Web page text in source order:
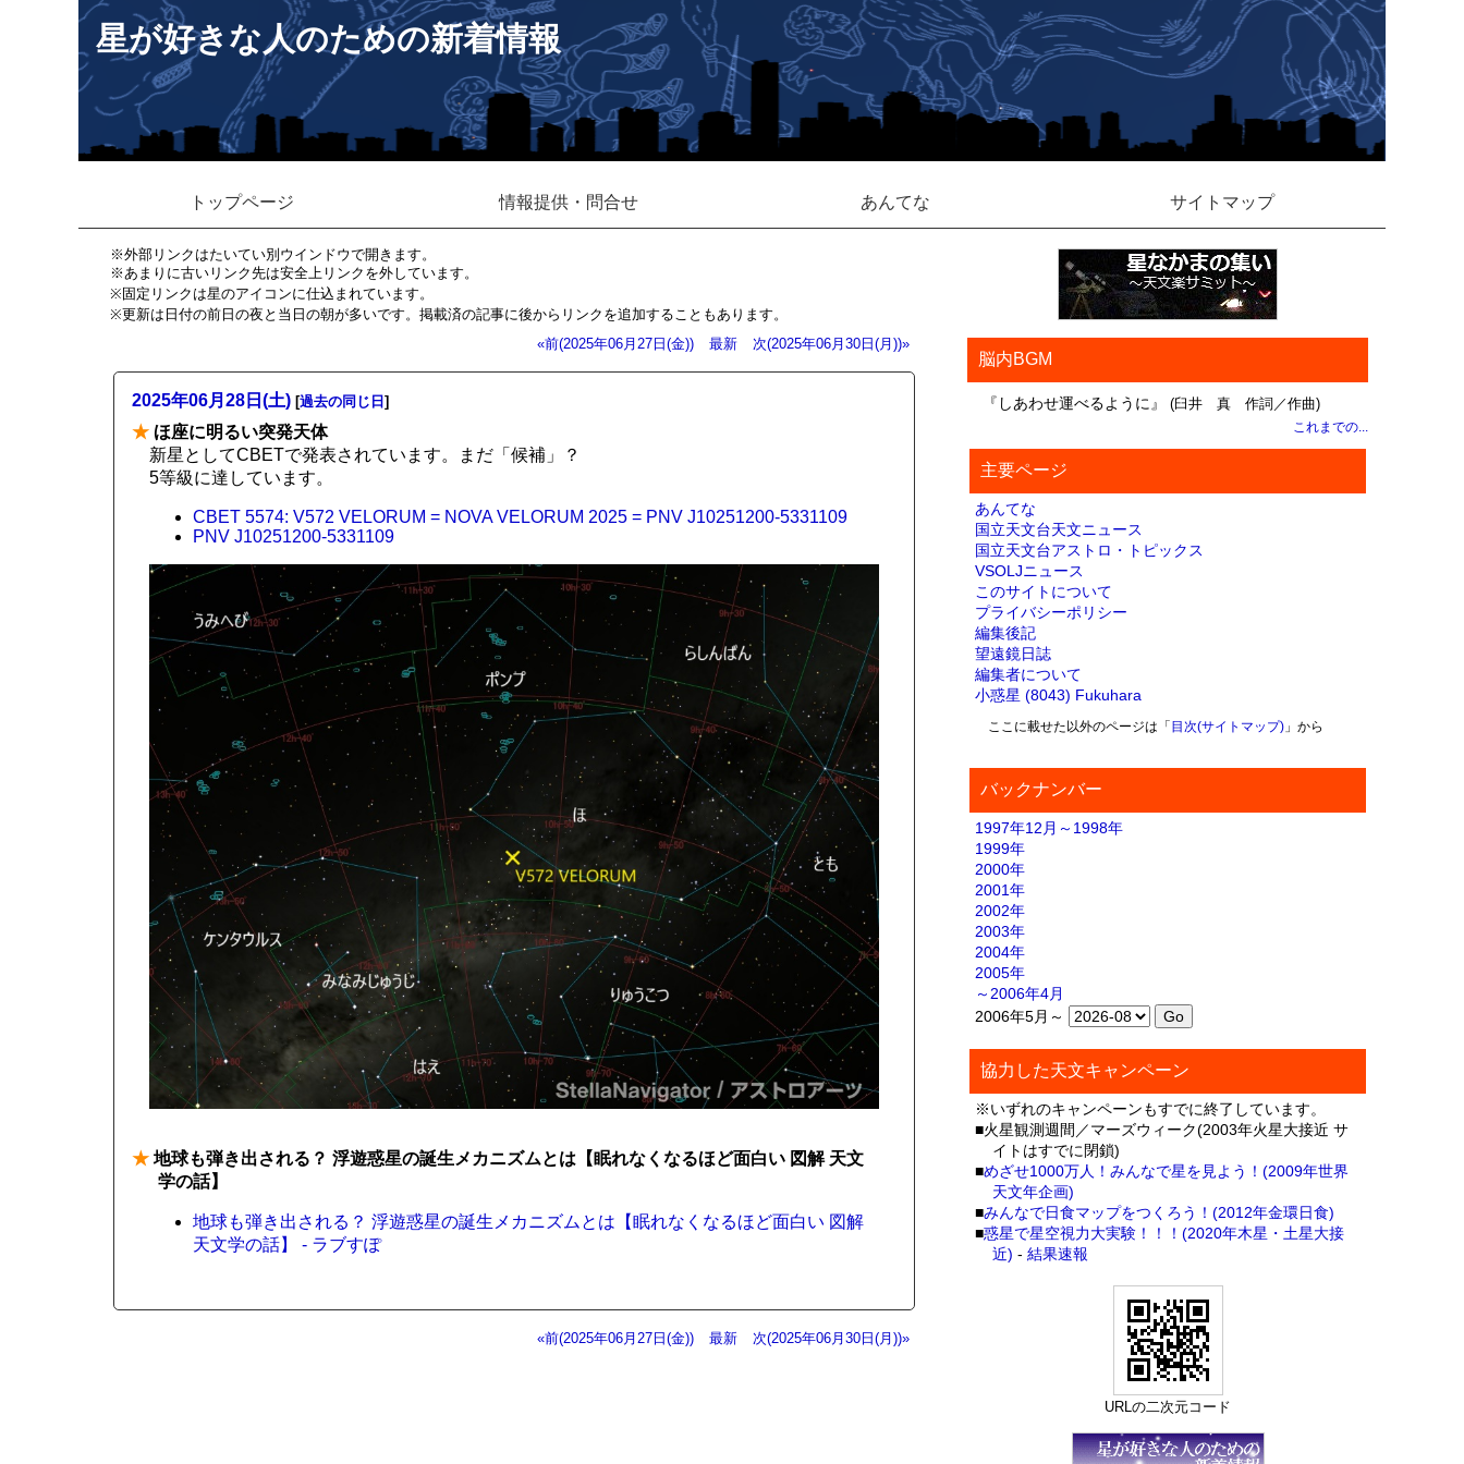
星が好きな人のための新着情報
トップページ 情報提供・問合せ あんてな サイトマップ
※外部リンクはたいてい別ウインドウで開きます。
※あまりに古いリンク先は安全上リンクを外しています。
※固定リンクは星のアイコンに仕込まれています。
※更新は日付の前日の夜と当日の朝が多いです。掲載済の記事に後からリンクを追加することもあります。
«前(2025年06月27日(金))
最新 次(2025年06月30日(月))»
2025年06月28日(土) [過去の同じ日 ]
★ ほ座に明るい突発天体
新星としてCBETで発表されています。まだ「候補」？
5等級に達しています。
CBET 5574: V572 VELORUM = NOVA VELORUM 2025 = PNV J10251200-5331109
PNV J10251200-5331109
★ 地球も弾き出される？ 浮遊惑星の誕生メカニズムとは【眠れなくなるほど面白い 図解 天文
学の話】
地球も弾き出される？ 浮遊惑星の誕生メカニズムとは【眠れなくなるほど面白い 図解
天文学の話】 - ラブすぽ
«前(2025年06月27日(金)) 最新 次(2025年06月30日(月))»
脳内BGM
『しあわせ運べるように』 (臼井 真 作詞／作曲)
これまでの...
主要ページ
あんてな
国立天文台天文ニュース
国立天文台アストロ・トピックス
VSOLJニュース
このサイトについて
プライバシーポリシー
編集後記
望遠鏡日誌
編集者について
小惑星 (8043) Fukuhara
ここに載せた以外のページは「 目次(サイトマップ)」から
バックナンバー
1997年12月～1998年
1999年
2000年
2001年
2002年
2003年
2004年
2005年
～2006年4月
2006年5月～
協力した天文キャンペーン
※いずれのキャンペーンもすでに終了しています。
■火星観測週間／マーズウィーク(2003年火星大接近 サ
イトはすでに閉鎖)
■めざせ1000万人！みんなで星を見よう！(2009年世界
天文年企画)
■みんなで日食マップをつくろう！(2012年金環日食)
■惑星で星空視力大実験！！！(2020年木星・土星大接
近) -結果速報
URLの二次元コード